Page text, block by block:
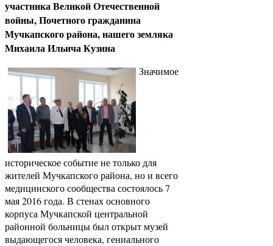
участника Великой Отечественной
войны, Почетного гражданина
Мучкапского района, нашего земляка
Михаила Ильича Кузина
Значимое
историческое событие не только для
жителей Мучкапского района, но и всего
медицинского сообщества состоялось 7
мая 2016 года. В стенах основного
корпуса Мучкапской центральной
районной больницы был открыт музей
выдающегося человека, гениального